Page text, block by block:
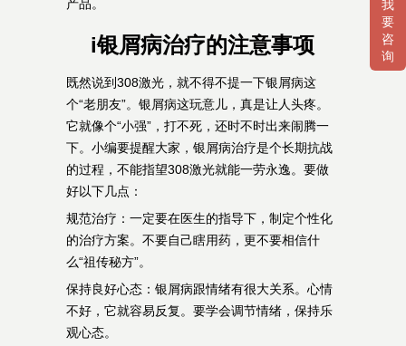
产品。
i银屑病治疗的注意事项
既然说到308激光，就不得不提一下银屑病这
个“老朋友”。银屑病这玩意儿，真是让人头疼。
它就像个“小强”，打不死，还时不时出来闹腾一
下。小编要提醒大家，银屑病治疗是个长期抗战
的过程，不能指望308激光就能一劳永逸。要做
好以下几点：
规范治疗：一定要在医生的指导下，制定个性化
的治疗方案。不要自己瞎用药，更不要相信什
么“祖传秘方”。
保持良好心态：银屑病跟情绪有很大关系。心情
不好，它就容易反复。要学会调节情绪，保持乐
观心态。
我
要
咨
询